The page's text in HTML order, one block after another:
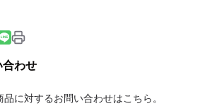
合わせ
に対するお問い合わせはこちら。